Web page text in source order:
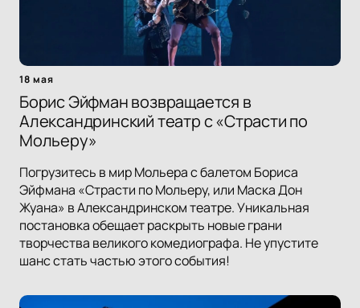
18 мая
Борис Эйфман возвращается в
Александринский театр с «Страсти по
Мольеру»
Погрузитесь в мир Мольера с балетом Бориса
Эйфмана «Страсти по Мольеру, или Маска Дон
Жуана» в Александринском театре. Уникальная
постановка обещает раскрыть новые грани
творчества великого комедиографа. Не упустите
шанс стать частью этого события!